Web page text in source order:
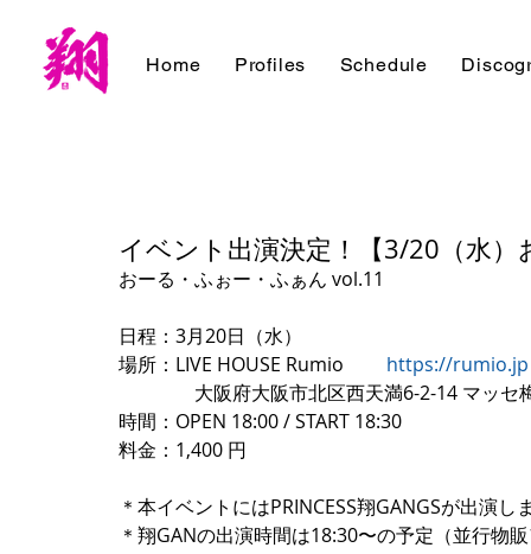
Home Profiles Schedule
イベント出演決定！【3/20（水
おーる・ふぉー・ふぁん vol.11
日程：3月20日（水）
場所：LIVE HOUSE Rumio https://rumio.jp
大阪府大阪市北区西天満6-2-14 マッセ梅
時間：OPEN 18:00 / START 18:30
料金：1,400 円
＊本イベントにはPRINCESS翔GANGSが出演し
＊翔GANの出演時間は18:30〜の予定（並行物